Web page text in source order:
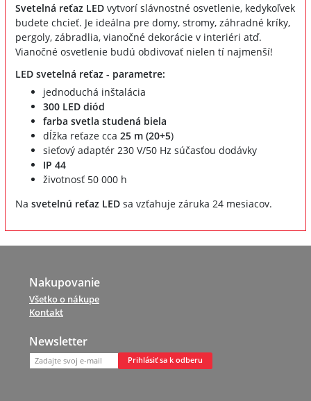
Svetelná reťaz LED vytvorí slávnostné osvetlenie, kedykoľvek
budete chcieť. Je ideálna pre domy, stromy, záhradné kríky,
pergoly, zábradlia, vianočné dekorácie v interiéri atď.
Vianočné osvetlenie budú obdivovať nielen tí najmenší!
LED svetelná reťaz - parametre:
jednoduchá inštalácia
300 LED diód
farba svetla studená biela
dĺžka reťaze cca 25 m (20+5)
sieťový adaptér 230 V/50 Hz súčasťou dodávky
IP 44
životnosť 50 000 h
Na svetelnú reťaz LED sa vzťahuje záruka 24 mesiacov.
Nakupovanie
Všetko o nákupe
Kontakt
Newsletter
Prihlásiť sa k odberu